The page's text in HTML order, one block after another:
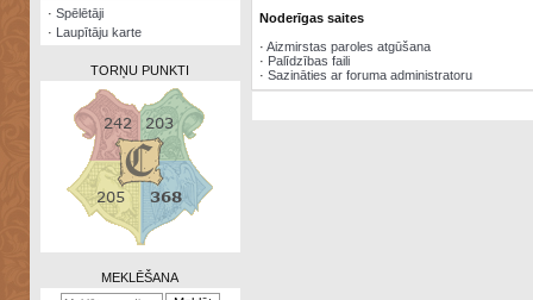
Zināšanu
· Spēlētāji
· Laupītāju karte
TORŅU PUNKTI
MEKLĒŠANA
Noderīgas saites
· Aizmirstas paroles atgūšana
· Palīdzības faili
· Sazināties ar foruma administratoru